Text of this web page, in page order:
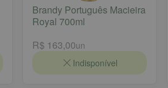
Brandy Português Macieira
Royal 700ml
R$ 163,00un
Indisponível